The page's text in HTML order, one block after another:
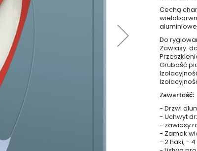
Cechą
Do
Zawiasy:
Grubość
Zawartość:
- Drzwi
- Uchwyt
- zawiasy
- Zamek
- 2 haki, -